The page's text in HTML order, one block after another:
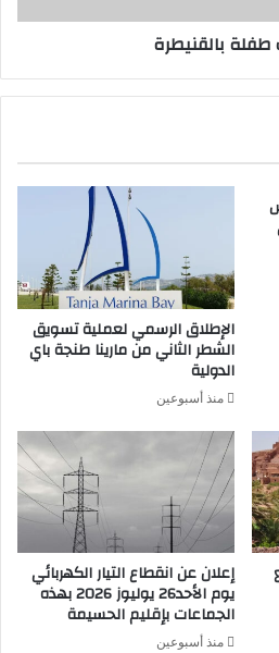
بالقنيطرة
الإطلاق الرسمي لعملية تسويق
الشطر الثاني من مارينا طنجة باي
الدولية
منذ أسبوعين
إعلان عن انقطاع التيار الكهربائي
يوم الأحد26 يوليوز 2026 بهذه
الجماعات بإقليم الحسيمة
منذ أسبوعين